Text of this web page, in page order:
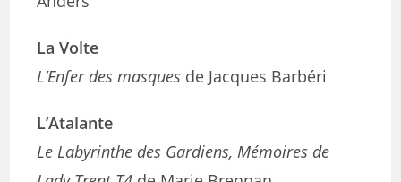
La Volte
L’Enfer des masques de Jacques Barbéri
L’Atalante
Le Labyrinthe des Gardiens, Mémoires de